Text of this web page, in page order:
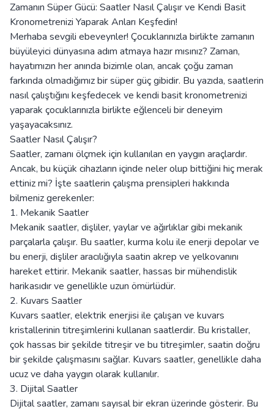
Zamanın Süper Gücü: Saatler Nasıl Çalışır ve Kendi Basit
Kronometrenizi Yaparak Anları Keşfedin!
Merhaba sevgili ebeveynler! Çocuklarınızla birlikte zamanın
büyüleyici dünyasına adım atmaya hazır mısınız? Zaman,
hayatımızın her anında bizimle olan, ancak çoğu zaman
farkında olmadığımız bir süper güç gibidir. Bu yazıda, saatlerin
nasıl çalıştığını keşfedecek ve kendi basit kronometrenizi
yaparak çocuklarınızla birlikte eğlenceli bir deneyim
yaşayacaksınız.
Saatler Nasıl Çalışır?
Saatler, zamanı ölçmek için kullanılan en yaygın araçlardır.
Ancak, bu küçük cihazların içinde neler olup bittiğini hiç merak
ettiniz mi? İşte saatlerin çalışma prensipleri hakkında
bilmeniz gerekenler:
1. Mekanik Saatler
Mekanik saatler, dişliler, yaylar ve ağırlıklar gibi mekanik
parçalarla çalışır. Bu saatler, kurma kolu ile enerji depolar ve
bu enerji, dişliler aracılığıyla saatin akrep ve yelkovanını
hareket ettirir. Mekanik saatler, hassas bir mühendislik
harikasıdır ve genellikle uzun ömürlüdür.
2. Kuvars Saatler
Kuvars saatler, elektrik enerjisi ile çalışan ve kuvars
kristallerinin titreşimlerini kullanan saatlerdir. Bu kristaller,
çok hassas bir şekilde titreşir ve bu titreşimler, saatin doğru
bir şekilde çalışmasını sağlar. Kuvars saatler, genellikle daha
ucuz ve daha yaygın olarak kullanılır.
3. Dijital Saatler
Dijital saatler, zamanı sayısal bir ekran üzerinde gösterir. Bu